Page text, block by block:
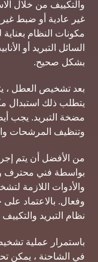
والتكييف من خلال
غير عادية أو ضبط
مكونات النظام
السائل التبريد أو
بشكل صحيح.
بعد تشخيص العطل ،
يتطلب ذلك استبدال
مضخة التبريد. يجب
وتنظيف المرشحات
من الأفضل أن يتم
بواسطة فني محترف
والأدوات اللازمة
وفعال. بالاعتماد
نظام التبريد
باستمرار عملية
في الشاحنة ، يمكن